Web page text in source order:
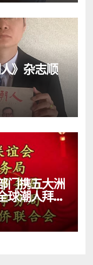
》杂志顺
门携五大洲
球潮人拜